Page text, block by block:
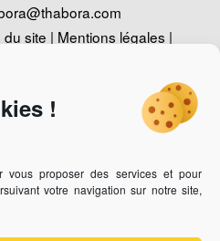
!
vous proposer des services et pour
votre navigation sur notre site,
du site | Mentions légales |
des bijoux Thabora ?Cliquez-
ici
et vous souhaitez devenir